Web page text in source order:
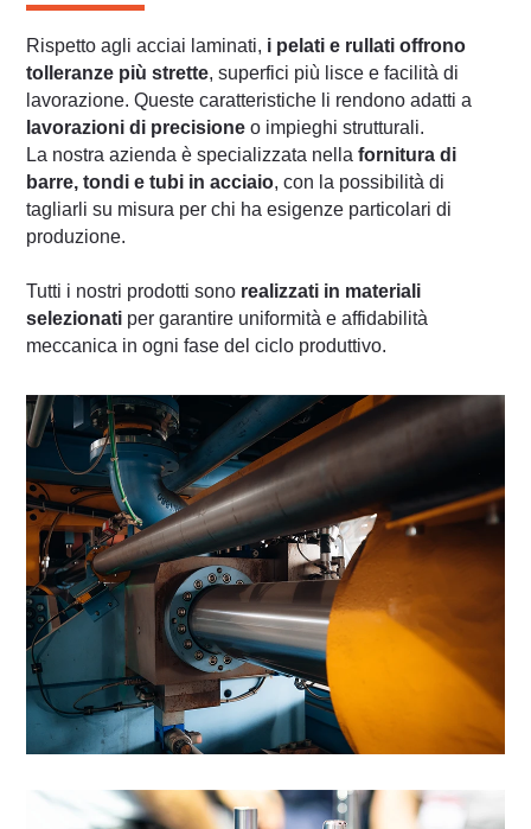
Rispetto agli acciai laminati, i pelati e rullati offrono
tolleranze più strette, superfici più lisce e facilità di
lavorazione. Queste caratteristiche li rendono adatti a
lavorazioni di precisioneo impieghi strutturali.
La nostra azienda è specializzata nellafornitura di
barre, tondi e tubi in acciaio, con la possibilità di
tagliarli su misura per chi ha esigenze particolari di
produzione.
Tutti i nostri prodotti sono realizzati in materiali
selezionati per garantire uniformità e affidabilità
meccanica in ogni fase del ciclo produttivo.